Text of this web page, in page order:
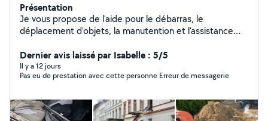
Présentation
Je vous propose de l'aide pour le débarras, le
déplacement d'objets, la manutention et l'assistance
pour vous aider à vider, ranger et organiser vos espaces,
avec sérieux et efficacité.
Dernier avis laissé par Isabelle : 5/5
Il y a 12 jours
Pas eu de prestation avec cette personne Erreur de messagerie